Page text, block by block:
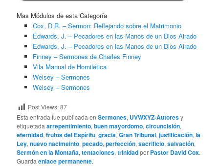
Mas Módulos de esta Categoría
Cox, D.R. – Sermon: Reflejando sobre el Matrimonio
Edwards, J. – Pecadores en las Manos de un Dios Airado
Edwards, J. – Pecadores en las Manos de un Dios Airado
Finney – Sermones de Charles Finney
Vila Manual de Homilética
Welsey – Sermones
Welsey – Sermones
Post Views:87
Esta entrada fue publicada enSermones, UVWXYZ-Autoresy
etiquetadaarrepentimiento,buen mayordomo,circuncisión,
eternidad,frutos del Espíritu,gracia,Gran Tribunal,justificación,la
Ley,nuevo nacimeinto,pecado,perfección,sacrificio,salvación,
Sermón en la Montaña,tentaciones,trinidadpor Pastor David Cox.
Guardaenlace permanente.